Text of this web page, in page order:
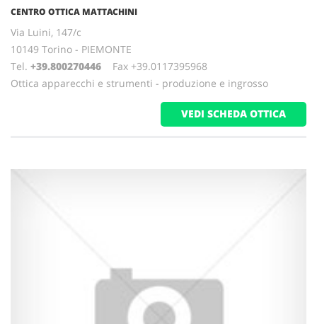
CENTRO OTTICA MATTACHINI
Via Luini, 147/c
10149 Torino - PIEMONTE
Tel. +39.800270446 Fax +39.0117395968
Ottica apparecchi e strumenti - produzione e ingrosso
VEDI SCHEDA OTTICA